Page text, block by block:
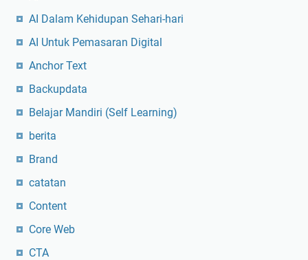
AI Dalam Kehidupan Sehari-hari
AI Untuk Pemasaran Digital
Anchor Text
Backupdata
Belajar Mandiri (Self Learning)
berita
Brand
catatan
Content
Core Web
CTA